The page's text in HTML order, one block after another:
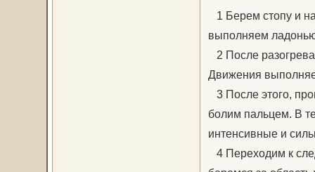
1 Берем стопу и
выполняем
2 После
Движения
3 После этого,
болим пальцем. В
интенсивные и
4 Переходим к